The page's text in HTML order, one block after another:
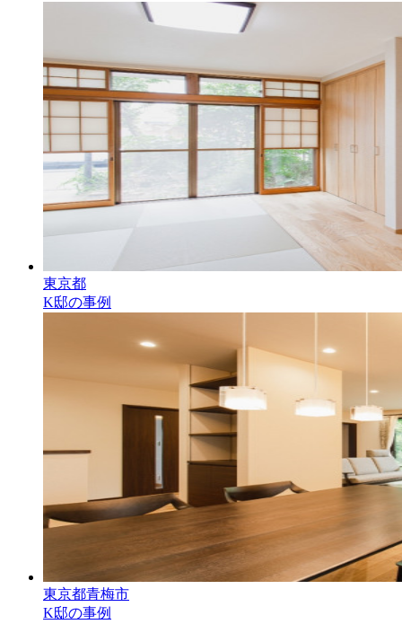
東京都
K邸の事例
東京都青梅市
K邸の事例